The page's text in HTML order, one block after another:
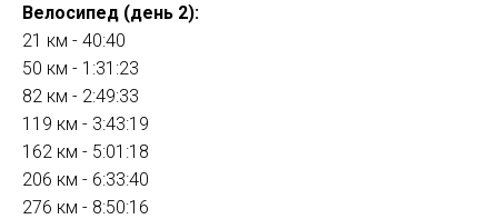
Велосипед (день 2):
21 км - 40:40
50 км - 1:31:23
82 км - 2:49:33
119 км - 3:43:19
162 км - 5:01:18
206 км - 6:33:40
276 км - 8:50:16